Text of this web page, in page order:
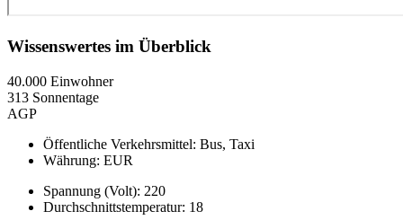
Wissenswertes im Überblick
40.000 Einwohner
313 Sonnentage
AGP
Öffentliche Verkehrsmittel: Bus, Taxi
Währung: EUR
Spannung (Volt): 220
Durchschnittstemperatur: 18